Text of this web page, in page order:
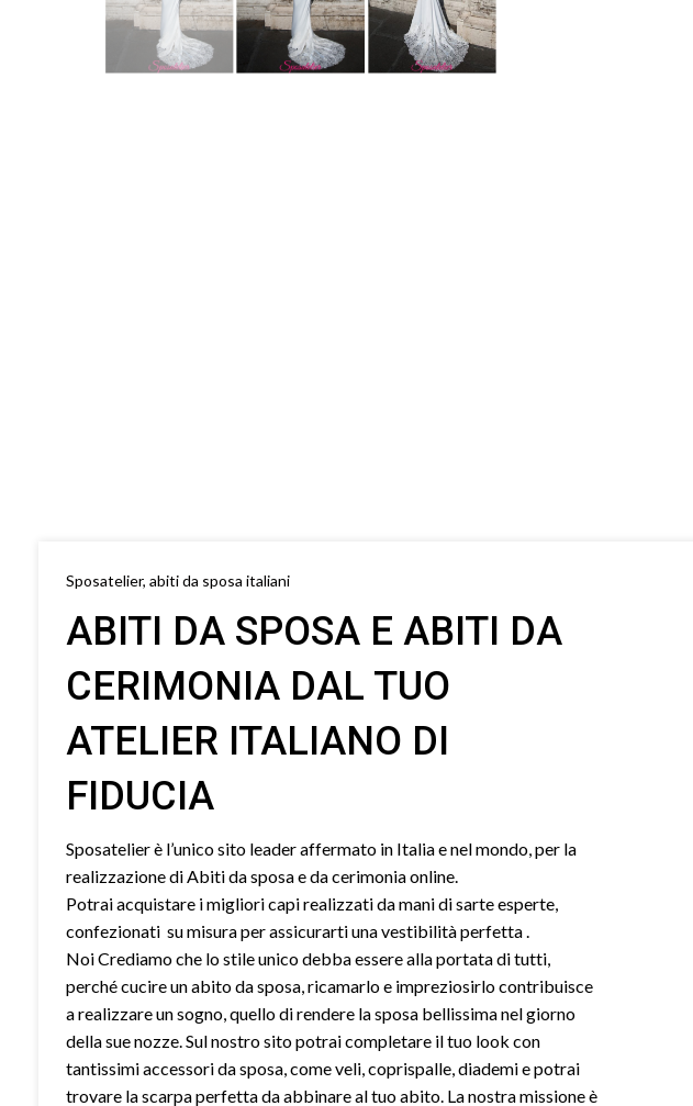
Sposatelier, abiti da sposa italiani
ABITI DA SPOSA E ABITI DA
CERIMONIA DAL TUO
ATELIER ITALIANO DI
FIDUCIA
Sposatelier è l’unico sito leader affermato in Italia e nel mondo, per la
realizzazione di Abiti da sposa e da cerimonia online.
Potrai acquistare i migliori capi realizzati da mani di sarte esperte,
confezionati su misura per assicurarti una vestibilità perfetta .
Noi Crediamo che lo stile unico debba essere alla portata di tutti,
perché cucire un abito da sposa, ricamarlo e impreziosirlo contribuisce
a realizzare un sogno, quello di rendere la sposa bellissima nel giorno
della sue nozze. Sul nostro sito potrai completare il tuo look con
tantissimi accessori da sposa, come veli, coprispalle, diademi e potrai
trovare la scarpa perfetta da abbinare al tuo abito. La nostra missione è